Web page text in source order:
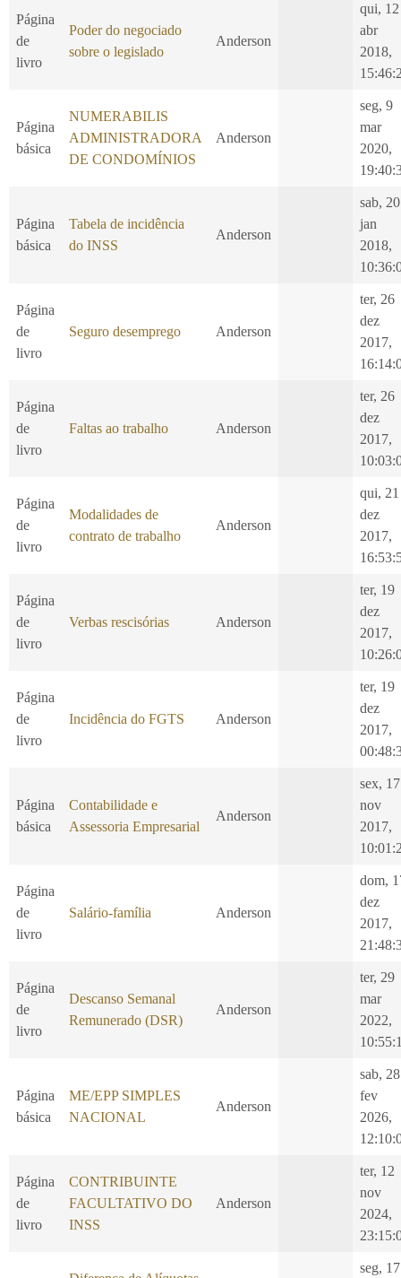
Página
de
livro
Poder do negociado
sobre o legislado
Anderson
qui, 12
abr
2018,
Página
básica
NUMERABILIS
ADMINISTRADORA
DE CONDOMÍNIOS
Anderson
seg, 9
mar
2020,
Página
básica
Tabela de incidência
do INSS
Anderson
sab, 20
jan
2018,
Página
de
livro
Seguro desemprego Anderson
ter, 26
dez
2017,
Página
de
livro
Faltas ao trabalho Anderson
ter, 26
dez
2017,
Página
de
livro
Modalidades de
contrato de trabalho
Anderson
qui, 21
dez
2017,
Página
de
livro
Verbas rescisórias Anderson
ter, 19
dez
2017,
Página
de
livro
Incidência do FGTS Anderson
ter, 19
dez
2017,
Página
básica
Contabilidade e
Assessoria Empresarial
Anderson
sex, 17
nov
2017,
Página
de
livro
Salário-família Anderson
dom,
dez
2017,
Página
de
livro
Descanso Semanal
Remunerado (DSR)
Anderson
ter, 29
mar
2022,
Página
básica
ME/EPP SIMPLES
NACIONAL
Anderson
sab, 28
fev
2026,
Página
de
livro
CONTRIBUINTE
FACULTATIVO DO
INSS
Anderson
ter, 12
nov
2024,
seg, 17